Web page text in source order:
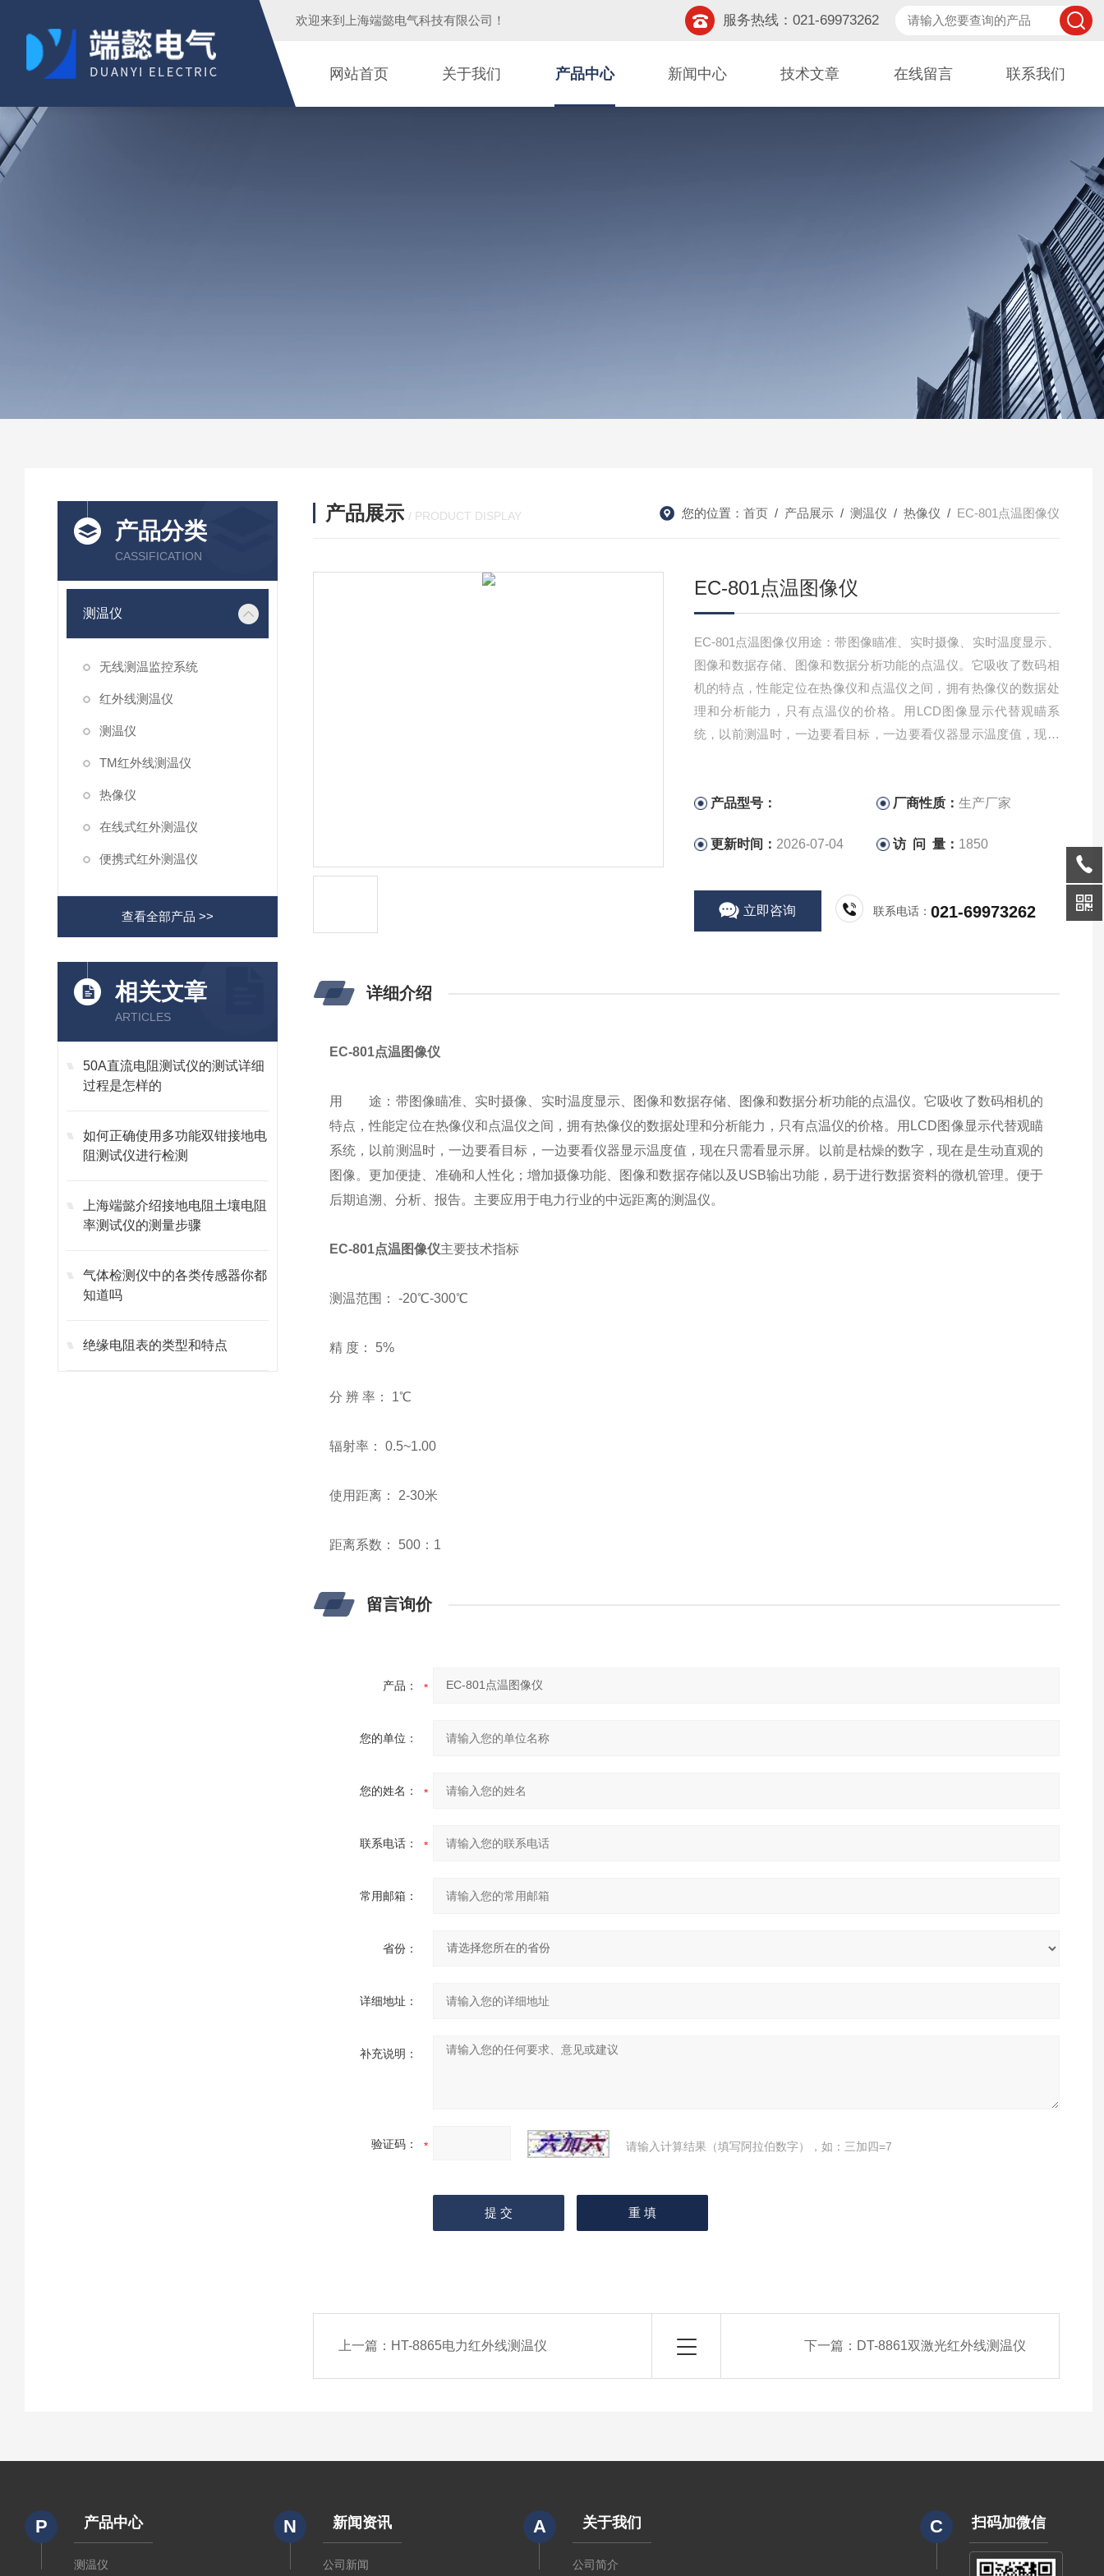
欢迎来到 上海端懿电气科技有限公司 ！ 服务热线：021-69973262
网站首页 关于我们 产品中心 新闻中心 技术文章 在线留言 联系我们
产品分类
CASSIFICATION
测温仪
无线测温监控系统
红外线测温仪
测温仪
TM红外线测温仪
热像仪
在线式红外测温仪
便携式红外测温仪
查看全部产品 >>
相关文章
ARTICLES
50A直流电阻测试仪的测试详细
过程是怎样的
如何正确使用多功能双钳接地电
阻测试仪进行检测
上海端懿介绍接地电阻土壤电阻
率测试仪的测量步骤
气体检测仪中的各类传感器你都
知道吗
绝缘电阻表的类型和特点
产品展示 / PRODUCT DISPLAY 您的位置： 首页 / 产品展示 / 测温仪 / 热像仪 / EC-801点温图像仪
EC-801点温图像仪
EC-801点温图像仪用途：带图像瞄准、实时摄像、实时温度显示、
图像和数据存储、图像和数据分析功能的点温仪。它吸收了数码相
机的特点，性能定位在热像仪和点温仪之间，拥有热像仪的数据处
理和分析能力，只有点温仪的价格。用LCD图像显示代替观瞄系
统，以前测温时，一边要看目标，一边要看仪器显示温度值，现在
产品型号： 厂商性质：生产厂家
更新时间： 2026-07-04 访 问 量： 1850
立即咨询 联系电话：021-69973262
详细介绍
EC-801点温图像仪
用 途：带图像瞄准、实时摄像、实时温度显示、图像和数据存储、图像和数据分析功能的点温仪。它吸收了数码相机的
特点，性能定位在热像仪和点温仪之间，拥有热像仪的数据处理和分析能力，只有点温仪的价格。用LCD图像显示代替观瞄
系统，以前测温时，一边要看目标，一边要看仪器显示温度值，现在只需看显示屏。以前是枯燥的数字，现在是生动直观的
图像。更加便捷、准确和人性化；增加摄像功能、图像和数据存储以及USB输出功能，易于进行数据资料的微机管理。便于
后期追溯、分析、报告。主要应用于电力行业的中远距离的测温仪。
EC-801点温图像仪主要技术指标
测温范围： -20℃-300℃
精 度： 5%
分 辨 率： 1℃
辐射率： 0.5~1.00
使用距离： 2-30米
距离系数： 500：1
留言询价
产品：
您的单位：
您的姓名：
联系电话：
常用邮箱：
省份：
详细地址：
补充说明：
验证码： 请输入计算结果（填写阿拉伯数字），如：三加四=7
上一篇： HT-8865电力红外线测温仪 下一篇： DT-8861双激光红外线测温仪
P 产品中心
测温仪
N 新闻资讯
公司新闻
A 关于我们
公司简介
C 扫码加微信